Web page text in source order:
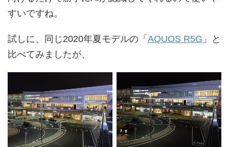
すいですね。
試しに、同じ2020年夏モデルの「 AQUOS R5G 」と
比べてみましたが、